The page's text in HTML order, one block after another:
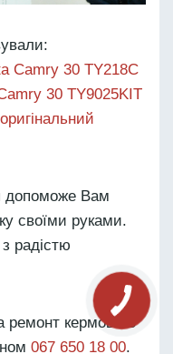
Camry 30 TY218C
30 TY9025KIT
оригінальний
допоможе Вам
своїми руками.
радістю
ремонт кермового
067 650 18 00.